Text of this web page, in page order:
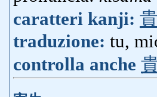
caratteri kanji:
traduzione: tu,
controlla anche